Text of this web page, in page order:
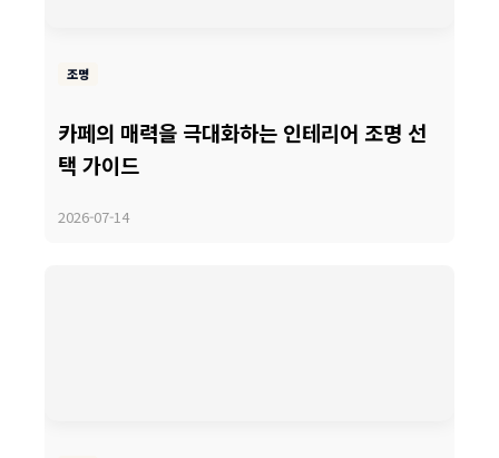
조명
카페의 매력을 극대화하는 인테리어 조명 선
택 가이드
2026-07-14